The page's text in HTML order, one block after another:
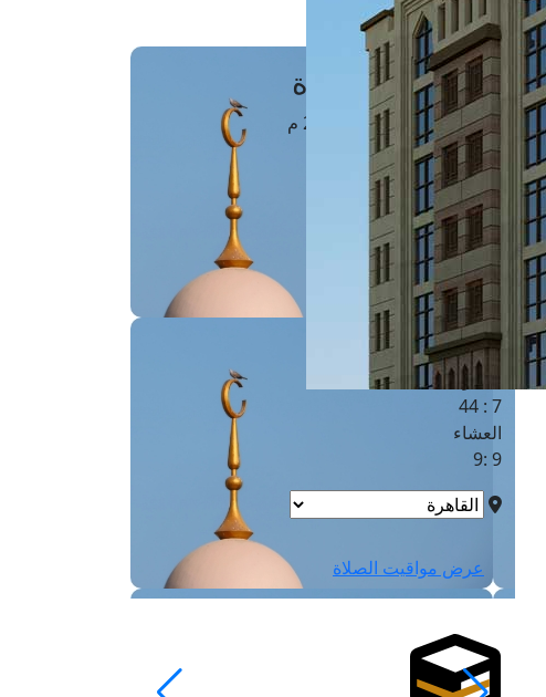
الفتوى الهاتفية
مَواقِيتُ الصَّـــلاة
القاهرة · 07 أغسطس 2026 م
الفجر
4 :41
الشروق
6 :17
الظهر
1 : 1
العصر
4:38
المغرب
7 : 44
العشاء
9 :9
عرض مواقيت الصلاة